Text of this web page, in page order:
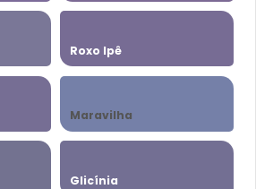
Roxo Ipê
Maravilha
Glicínia